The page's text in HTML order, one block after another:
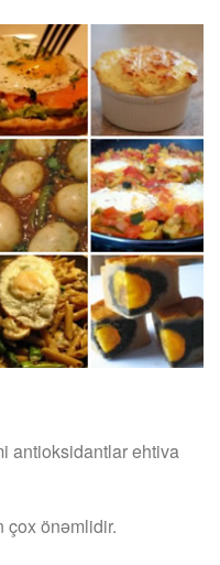
antioksidantlar ehtiva
çox önəmlidir.